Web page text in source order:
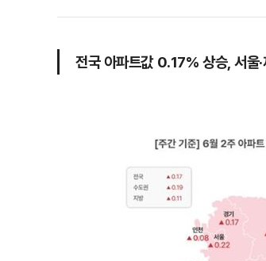
전국 아파트값 0.17% 상승, 서울·